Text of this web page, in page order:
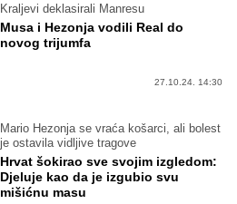
Kraljevi deklasirali Manresu
Musa i Hezonja vodili Real do
novog trijumfa
27.10.24. 14:30
Mario Hezonja se vraća košarci, ali bolest
je ostavila vidljive tragove
Hrvat šokirao sve svojim izgledom:
Djeluje kao da je izgubio svu
mišićnu masu